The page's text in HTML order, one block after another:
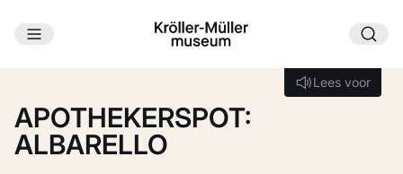
Ga naar hoofdinhoud
Lees voor
Lees voor
APOTHEKERSPOT:
ALBARELLO